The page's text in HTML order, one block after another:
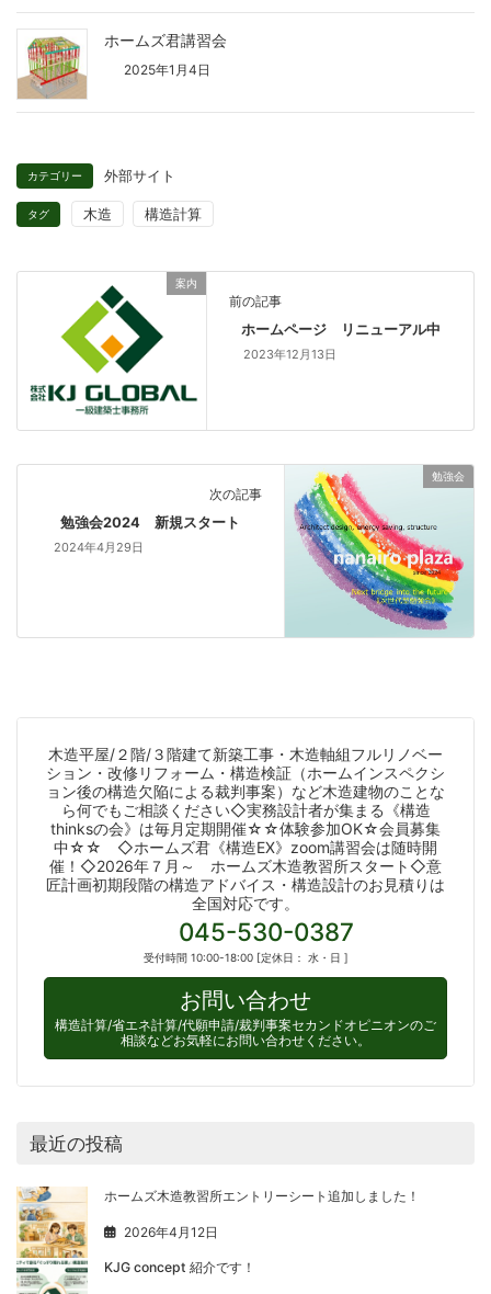
ホームズ君講習会
2025年1月4日
カテゴリー 外部サイト
タグ 木造 構造計算
案内
前の記事
ホームページ リニューアル中
2023年12月13日
勉強会
次の記事
勉強会2024 新規スタート
2024年4月29日
木造平屋/２階/３階建て新築工事・木造軸組フルリノベー
ション・改修リフォーム・構造検証（ホームインスペクシ
ョン後の構造欠陥による裁判事案）など木造建物のことな
ら何でもご相談ください◇実務設計者が集まる《構造
thinksの会》は毎月定期開催☆☆体験参加OK☆会員募集
中☆☆ ◇ホームズ君《構造EX》zoom講習会は随時開
催！◇2026年７月～ ホームズ木造教習所スタート◇意
匠計画初期段階の構造アドバイス・構造設計のお見積りは
全国対応です。
045-530-0387
受付時間 10:00-18:00 [定休日： 水・日 ]
お問い合わせ
構造計算/省エネ計算/代願申請/裁判事案セカンドオピニオンのご
相談などお気軽にお問い合わせください。
最近の投稿
ホームズ木造教習所エントリーシート追加しました！
2026年4月12日
KJG concept 紹介です！